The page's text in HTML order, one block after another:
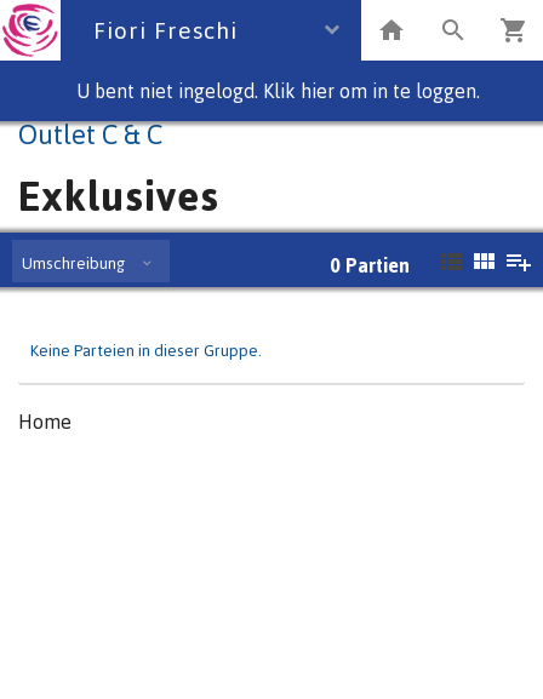
Fiori Freschi
U bent niet ingelogd. Klik hier om in te loggen.
Outlet C & C
Exklusives
Umschreibung 0 Partien
Keine Parteien in dieser Gruppe.
Home